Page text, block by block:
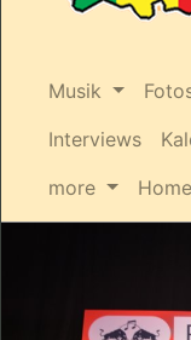
Musik
Interviews
more
Home